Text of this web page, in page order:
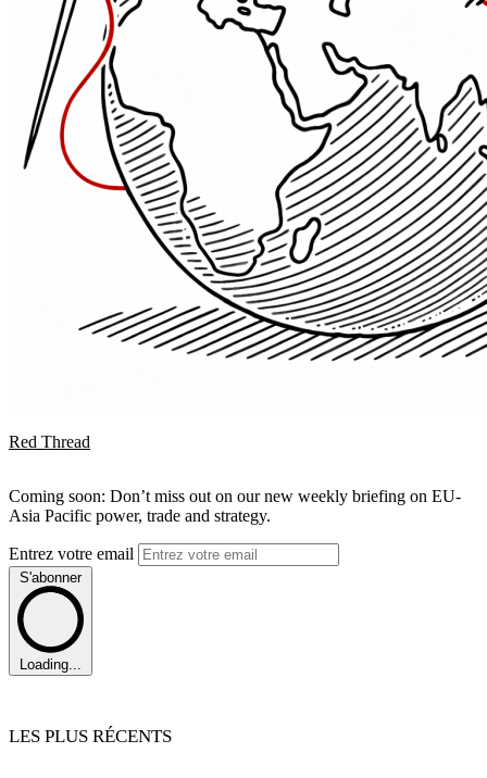
Red Thread
Coming soon: Don’t miss out on our new weekly briefing on EU-
Asia Pacific power, trade and strategy.
Entrez votre email
S'abonner
Loading...
LES PLUS RÉCENTS